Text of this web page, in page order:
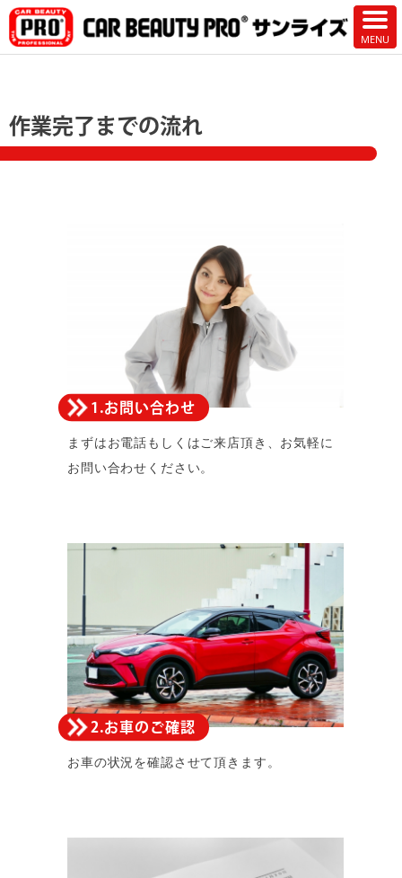
作業完了までの流れ
1.お問い合わせ
まずはお電話もしくはご来店頂き、お気軽に
お問い合わせください。
2.お車のご確認
お車の状況を確認させて頂きます。